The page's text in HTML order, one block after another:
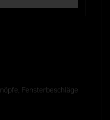
Fensterbeschläge